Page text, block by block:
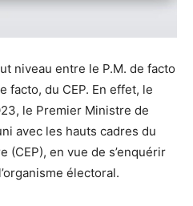
niveau entre le P.M. de facto
facto, du CEP. En effet, le
le Premier Ministre de
avec les hauts cadres du
(CEP), en vue de s’enquérir
électoral.